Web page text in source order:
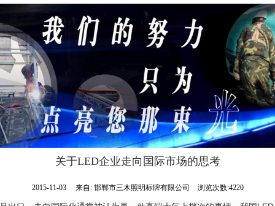
关于LED企业走向国际市场的思考
2015-11-03 来自: 邯郸市三木照明标牌有限公司 浏览次数:4220